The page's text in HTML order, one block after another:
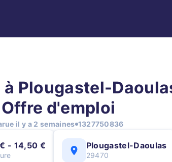
Plougastel-
Offre d'emploi
il y a 2 semaines 1327750836
- 14,50 € Plougastel-Daoulas
29470